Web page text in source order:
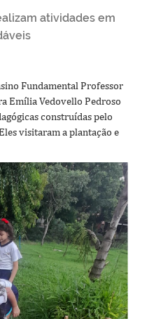
atividades em
Fundamental Professor
Emília Vedovello Pedroso
construídas pelo
visitaram a plantação e